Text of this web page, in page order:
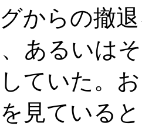
からの撤
あるいは
ていた。
見ている